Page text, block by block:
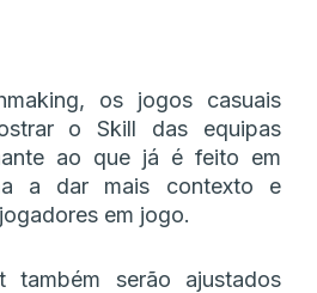
os jogos casuais
o Skill das equipas
ao que já é feito em
a dar mais contexto e
em jogo.
também serão ajustados